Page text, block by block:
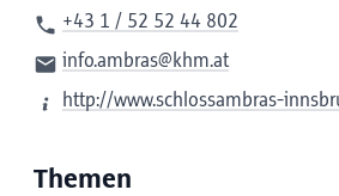
+43 1 / 52 52 44 802
info.ambras@khm.at
http://www.schlossambras-
Themen